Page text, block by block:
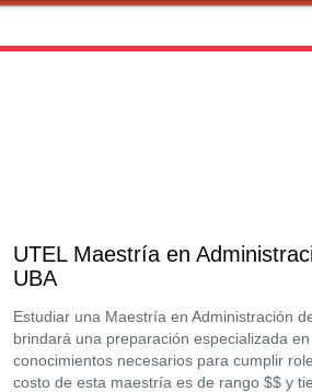
UTEL Maestría en
UBA
Estudiar una Maestría en Administración
brindará una preparación especializada
conocimientos necesarios para cumplir
costo de esta maestría es de rango $$ y